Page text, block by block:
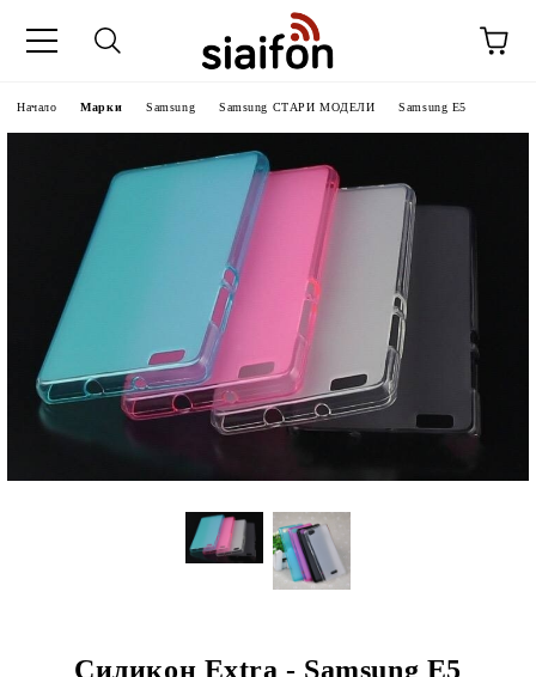
Начало Марки Samsung Samsung СТАРИ МОДЕЛИ Samsung E5
Силикон Extra - Samsung E5